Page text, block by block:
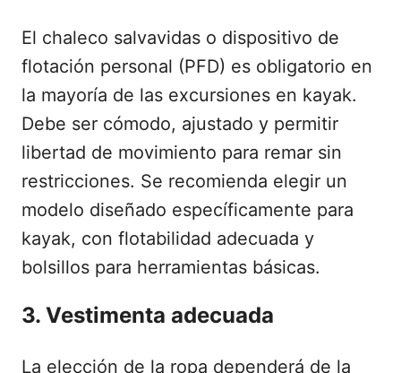
El chaleco salvavidas o dispositivo de
flotación personal (PFD) es obligatorio en
la mayoría de las excursiones en kayak.
Debe ser cómodo, ajustado y permitir
libertad de movimiento para remar sin
restricciones. Se recomienda elegir un
modelo diseñado específicamente para
kayak, con flotabilidad adecuada y
bolsillos para herramientas básicas.
3. Vestimenta adecuada
La elección de la ropa dependerá de la